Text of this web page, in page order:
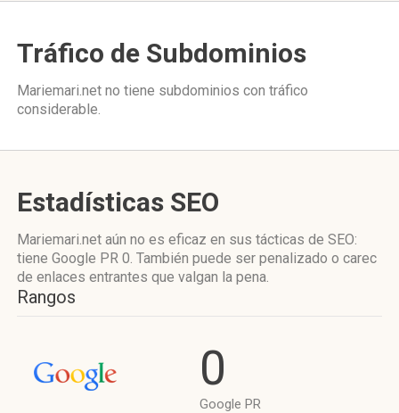
Tráfico de Subdominios
Mariemari.net no tiene subdominios con tráfico
considerable.
Estadísticas SEO
Mariemari.net aún no es eficaz en sus tácticas de SEO:
tiene Google PR 0. También puede ser penalizado o carec
de enlaces entrantes que valgan la pena.
Rangos
0
Google PR